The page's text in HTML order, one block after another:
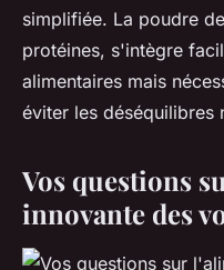
simplifiée. La poudre
protéines, s'intègre
alimentaires mais
éviter les déséquilibres
Vos questions
innovante des